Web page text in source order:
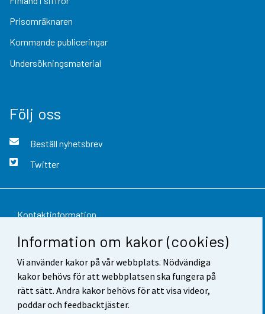
Information om kakor (cookies)
Vi använder kakor på vår webbplats. Nödvändiga
kakor behövs för att webbplatsen ska fungera på
rätt sätt. Andra kakor behövs för att visa videor,
poddar och feedbacktjäster.
Prisomräknaren
Kommande publiceringar
Undersökningsmaterial
Följ oss
Beställ nyhetsbrev
Twitter
Kontaktinformation
Respons
Användarvillkor
Dataskydd
Tillgänglighet